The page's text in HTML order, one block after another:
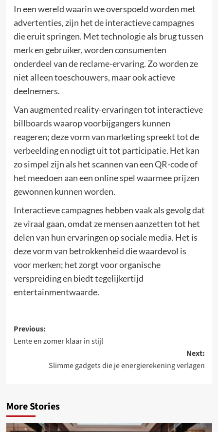
In een wereld waarin we overspoeld worden met
advertenties, zijn het de interactieve campagnes
die eruit springen. Met technologie als brug tussen
merk en gebruiker, worden consumenten
onderdeel van de reclame-ervaring. Zo worden ze
niet alleen toeschouwers, maar ook actieve
deelnemers.
Van augmented reality-ervaringen tot interactieve
billboards waarop voorbijgangers kunnen
reageren; deze vorm van marketing spreekt tot de
verbeelding en nodigt uit tot participatie. Het kan
zo simpel zijn als het scannen van een QR-code of
het meedoen aan een online spel waarmee prijzen
gewonnen kunnen worden.
Interactieve campagnes hebben vaak als gevolg dat
ze viraal gaan, omdat ze mensen aanzetten tot het
delen van hun ervaringen op sociale media. Het is
deze vorm van betrokkenheid die waardevol is
voor merken; het zorgt voor organische
verspreiding en biedt tegelijkertijd
entertainmentwaarde.
Post
navigation
Previous:
Lente en zomer klaar in stijl
Next:
Slimme gadgets die je energierekening verlagen
More Stories